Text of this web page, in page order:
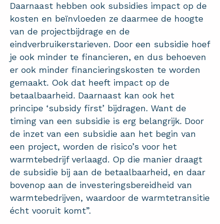
Daarnaast hebben ook subsidies impact op de
kosten en beïnvloeden ze daarmee de hoogte
van de projectbijdrage en de
eindverbruikerstarieven. Door een subsidie hoef
je ook minder te financieren, en dus behoeven
er ook minder financieringskosten te worden
gemaakt. Ook dat heeft impact op de
betaalbaarheid. Daarnaast kan ook het
principe ‘subsidy first’ bijdragen. Want de
timing van een subsidie is erg belangrijk. Door
de inzet van een subsidie aan het begin van
een project, worden de risico’s voor het
warmtebedrijf verlaagd. Op die manier draagt
de subsidie bij aan de betaalbaarheid, en daar
bovenop aan de investeringsbereidheid van
warmtebedrijven, waardoor de warmtetransitie
écht vooruit komt”.